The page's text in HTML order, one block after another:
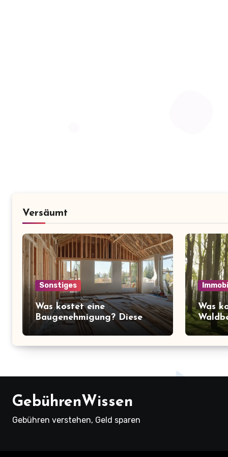
Versäumt
Sonstiges
Was kostet eine
Baugenehmigung? Diese
Preise müssen Sie kennen!
Was
über
Ruhe
GebührenWissen
Gebühren verstehen, Geld sparen